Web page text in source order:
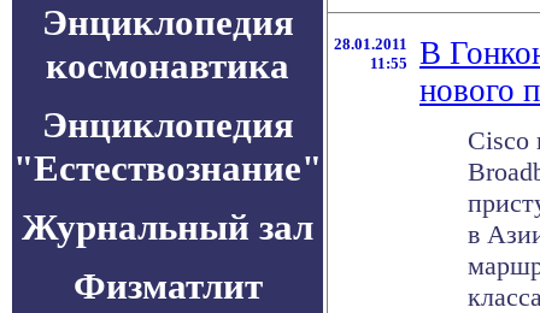
Энциклопедия
космонавтика
Энциклопедия
"Естествознание"
Журнальный зал
Физматлит
28.01.2011
11:55
В
нового
Cisco
в